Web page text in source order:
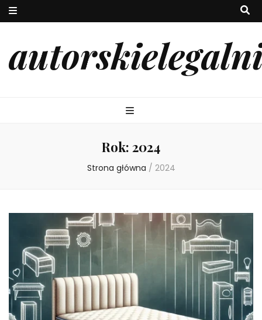
Rok: 2024
Strona główna / 2024